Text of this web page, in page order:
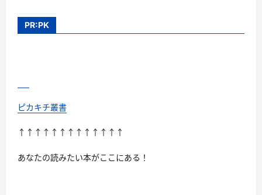
PR:PK
ピカキチ叢書
↑↑↑↑↑↑↑↑↑↑↑↑↑
あなたの読みたい本がここにある！